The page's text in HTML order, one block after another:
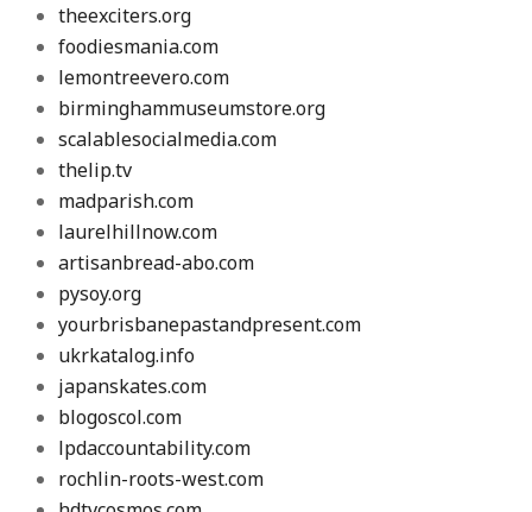
theexciters.org
foodiesmania.com
lemontreevero.com
birminghammuseumstore.org
scalablesocialmedia.com
thelip.tv
madparish.com
laurelhillnow.com
artisanbread-abo.com
pysoy.org
yourbrisbanepastandpresent.com
ukrkatalog.info
japanskates.com
blogoscol.com
lpdaccountability.com
rochlin-roots-west.com